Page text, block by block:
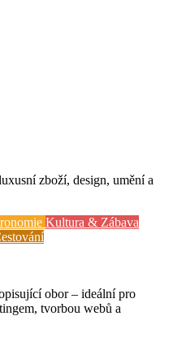
zboží, design, umění a
Kultura & Zábava
obor – ideální pro
tvorbou webů a